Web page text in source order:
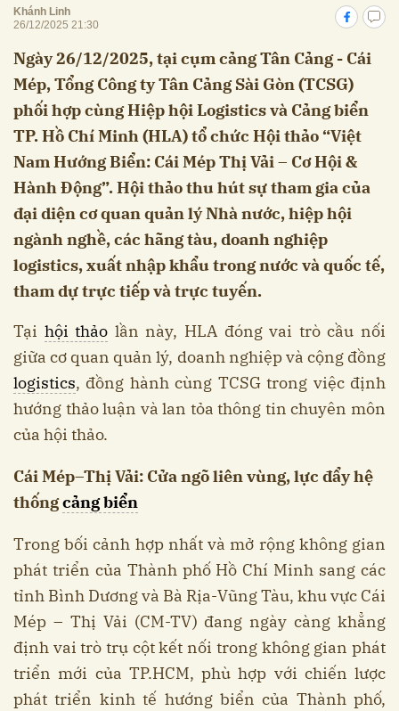
Khánh Linh
26/12/2025 21:30
Ngày 26/12/2025, tại cụm cảng Tân Cảng - Cái
Mép, Tổng Công ty Tân Cảng Sài Gòn (TCSG)
phối hợp cùng Hiệp hội Logistics và Cảng biển
TP. Hồ Chí Minh (HLA) tổ chức Hội thảo “Việt
Nam Hướng Biển: Cái Mép Thị Vải – Cơ Hội &
Hành Động”. Hội thảo thu hút sự tham gia của
đại diện cơ quan quản lý Nhà nước, hiệp hội
ngành nghề, các hãng tàu, doanh nghiệp
logistics, xuất nhập khẩu trong nước và quốc tế,
tham dự trực tiếp và trực tuyến.
Tại hội thảo lần này, HLA đóng vai trò cầu nối
giữa cơ quan quản lý, doanh nghiệp và cộng đồng
logistics, đồng hành cùng TCSG trong việc định
hướng thảo luận và lan tỏa thông tin chuyên môn
của hội thảo.
Cái Mép–Thị Vải: Cửa ngõ liên vùng, lực đẩy hệ
thốngcảng biển
Trong bối cảnh hợp nhất và mở rộng không gian
phát triển của Thành phố Hồ Chí Minh sang các
tỉnh Bình Dương và Bà Rịa-Vũng Tàu, khu vực Cái
Mép – Thị Vải (CM-TV) đang ngày càng khẳng
định vai trò trụ cột kết nối trong không gian phát
triển mới của TP.HCM, phù hợp với chiến lược
phát triển kinh tế hướng biển của Thành phố,